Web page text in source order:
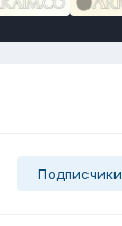
Подписчики